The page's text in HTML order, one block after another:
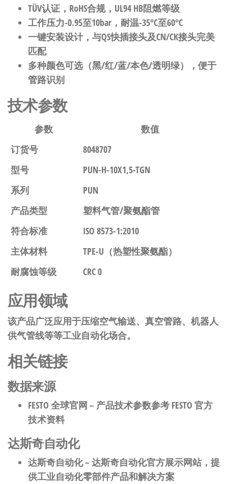
TÜV认证，RoHS合规，UL94 HB阻燃等级
工作压力-0.95至10bar，耐温-35°C至60°C
一键安装设计，与QS快插接头及CN/CK接头完美
匹配
多种颜色可选（黑/红/蓝/本色/透明绿），便于
管路识别
技术参数
参数
数值
订货号
8048707
型号
PUN-H-10X1,5-TGN
系列
PUN
产品类型
塑料气管/聚氨酯管
符合标准
ISO 8573-1:2010
主体材料
TPE-U（热塑性聚氨酯）
耐腐蚀等级
CRC 0
应用领域
该产品广泛应用于压缩空气输送、真空管路、机器人
供气管线等等工业自动化场合。
相关链接
数据来源
FESTO 全球官网 – 产品技术参数参考 FESTO 官方
技术资料
达斯奇自动化
达斯奇自动化– 达斯奇自动化官方展示网站，提
供工业自动化零部件产品和解决方案